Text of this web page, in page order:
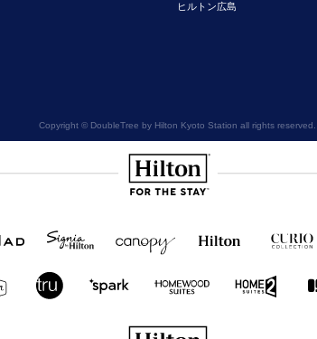
ヒルトン広島
Copyright © DoubleTree by Hilton Kyoto Station all rights reserved.
Hilton
Hilton
Hotels
&
Collection
Tru
by
Hilton
Hilton
Suites by
Hilton
Suites
by
Hilton Honors